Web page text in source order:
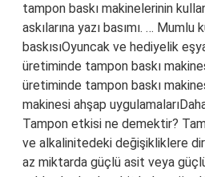
tampon baskı makinelerinin
askılarına yazı basımı. … Mumlu
baskısıOyuncak ve hediyelik
üretiminde tampon baskı
üretiminde tampon baskı
makinesi ahşap
Tampon etkisi ne demektir?
ve alkalinitedeki değişikliklere
az miktarda güçlü asit veya